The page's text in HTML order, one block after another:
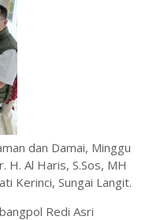
dan Damai, Minggu
Al Haris, S.Sos, MH
Kerinci, Sungai Langit.
Redi Asri